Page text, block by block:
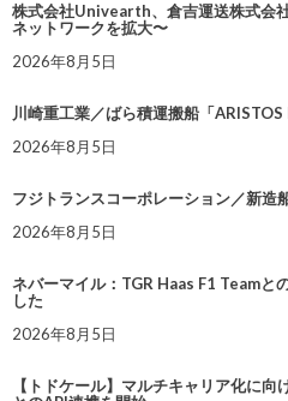
株式会社Univearth、倉吉運送株式会
ネットワークを拡大〜
2026年8月5日
川崎重工業／ばら積運搬船「
2026年8月5日
フジトランスコーポレーション／新造
2026年8月5日
ネバーマイル：TGR Haas F1 Teamと
した
2026年8月5日
【トドケール】マルチキャリア化に